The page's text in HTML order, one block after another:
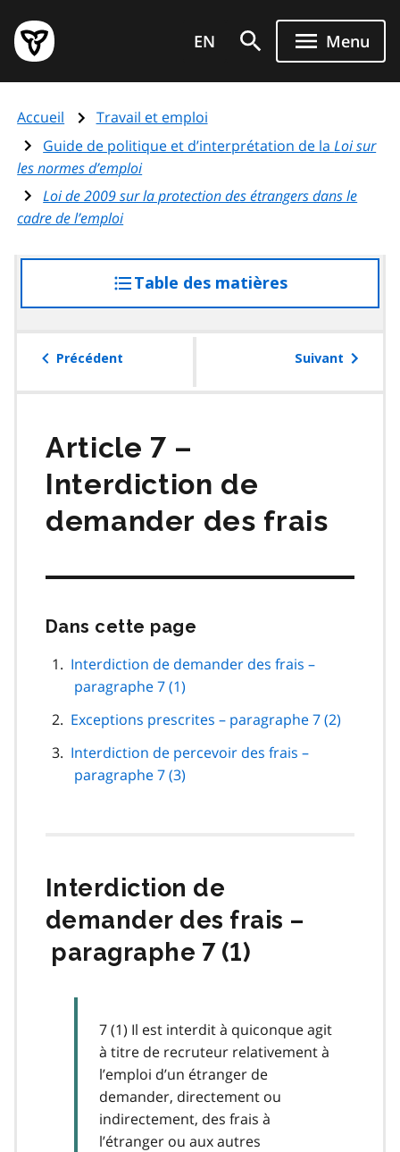
au
contenu
principal
Page
d'accueil
de
l'Ontario
EN Menu
Accueil
Travail et emploi
Guide de politique et d’interprétation de laLoi sur
les normes d’emploi
Loi de 2009 sur la protection des étrangers dans le
cadre de l’emploi
Table des matières
à
table
Précédent Suivant
Article 7 –
Interdiction de
demander des frais
Dans cette page
navigation
Interdiction de demander des frais –
paragraphe 7 (1)
Exceptions prescrites – paragraphe 7 (2)
Interdiction de percevoir des frais –
paragraphe 7 (3)
Interdiction de
demander des frais –
paragraphe 7 (1)
7 (1) Il est interdit à quiconque agit
à titre de recruteur relativement à
l’emploi d’un étranger de
demander, directement ou
indirectement, des frais à
l’étranger ou aux autres